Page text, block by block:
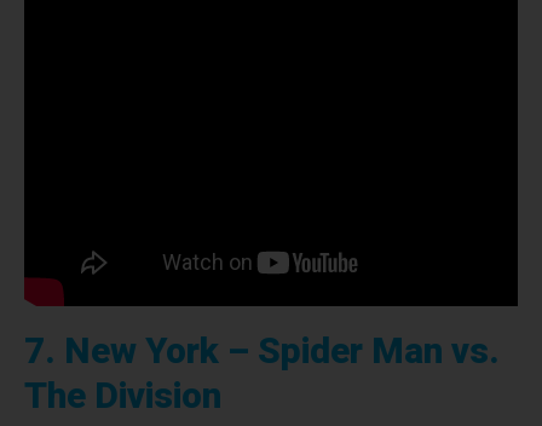
7. New York – Spider Man vs.
The Division